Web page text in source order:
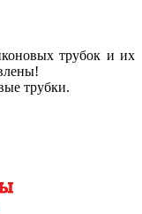
трубок и их
трубки.